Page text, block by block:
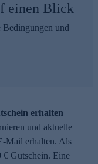
einen Blick
Bedingungen und
erhalten
und aktuelle
Mail erhalten. Als
€ Gutschein. Eine